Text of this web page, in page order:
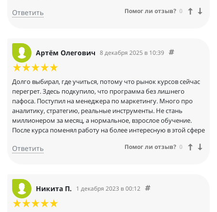
Ответить Помог ли отзыв? 0
Артём Олегович 8 декабря 2025 в 10:39
Долго выбирал, где учиться, потому что рынок курсов сейчас
перегрет. Здесь подкупило, что программа без лишнего
пафоса. Поступил на менеджера по маркетингу. Много про
аналитику, стратегию, реальные инструменты. Не стань
миллионером за месяц, а нормальное, взрослое обучение.
После курса поменял работу на более интересную в этой сфере
Ответить Помог ли отзыв? 0
Никита П. 1 декабря 2023 в 00:12